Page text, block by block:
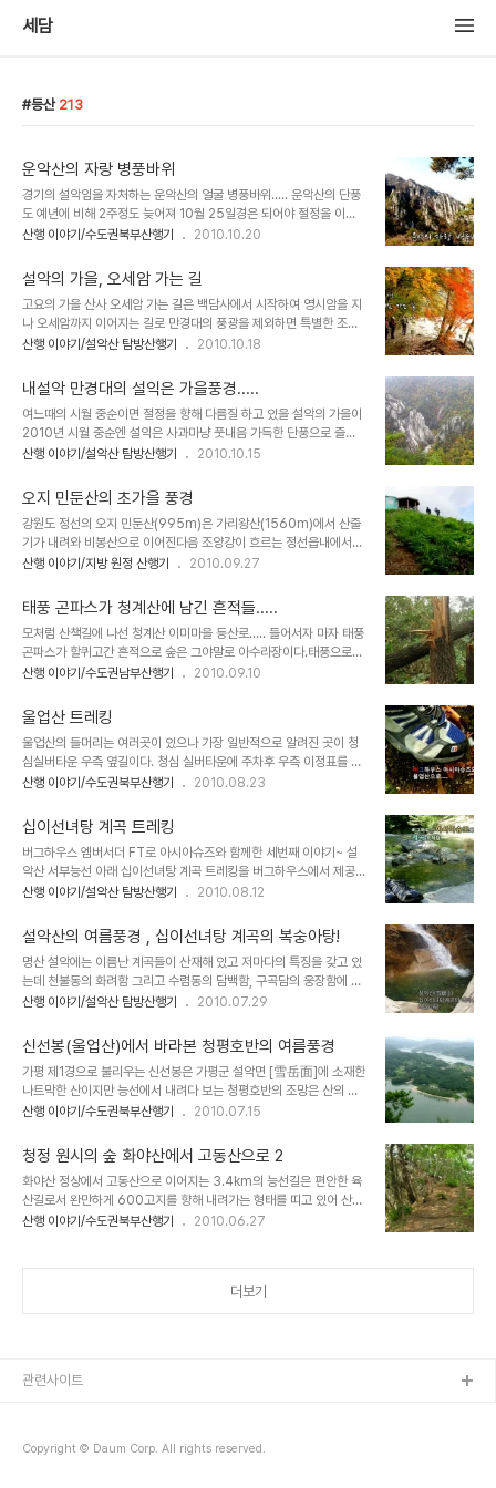
세담
등산 213
운악산의 자랑 병풍바위
경기의 설악임을 자처하는 운악산의 얼굴 병풍바위..... 운악산의 단풍
도 예년에 비해 2주정도 늦어져 10월 25일경은 되어야 절정을 이룰
것 같다. 아쉬움이 깃든 단풍이지만 운악의 얼굴다운 병풍바위의 자태
산행 이야기/수도권북부산행기 2010.10.20
설악의 가을, 오세암 가는 길
고요의 가을 산사 오세암 가는 길은 백담사에서 시작하여 영시암을 지
나 오세암까지 이어지는 길로 만경대의 풍광을 제외하면 특별한 조망
은 없는 길이지만 깊고 고요한 숲가운데로 거니는 길은 커다랗고 깊은
정신으로 단풍 길을 걷고 싶다면 오세암으로..... 차량을 이용할경우 용
대리에 주차후 오세암까지 진행하였다가 원점회귀하면 5시간 정도 소
요되며 대중교통 이용시엔 오세암에서 마등령으로 진행하여 설악동으
로 하산 할수 있다. 마등령으로 이어지는 코스는 오세암 고요의 길과
마등령 비선대로 이어지는 화려한 설악풍광을 동시에 경험할수 있겠
영시암까지 이어지는 길 제법 물오른 단풍들.....
산행 이야기/설악산 탐방산행기 2010.10.18
내설악 만경대의 설익은 가을풍경.....
여느때의 시월 중순이면 절정을 향해 다름질 하고 있을 설악의 가을이
2010년 시월 중순엔 설익은 사과마냥 풋내음 가득한 단풍으로 즐비
하다. 올해엔 단풍이 늦게 든다더니..... 만경대에서 내려다본 내설악의
점으로 설악의 단풍도 절정을 향한 붉은 몸짓을 하게 될것 같다. 만경
대 오름길이 단풍길..... 오세암 뒷능선의 암봉들..... 천혜의 계곡 가야
동의 관문 천왕문이 발아래 아득하게 내려다 보인다. 비구름으로 닫힌
공룡의 줄기들..... 뒷편으로 오세암이 가을속에 자리하고 있다. 고요한
가을 산사 오세암! 마등령으로 향하는 길도 비구름이 점령~~~~~ 아
명해 진다...
산행 이야기/설악산 탐방산행기 2010.10.15
오지 민둔산의 초가을 풍경
강원도 정선의 오지 민둔산(995m)은 가리왕산(1560m)에서 산줄
기가 내려와 비봉산으로 이어진다음 조양강이 흐르는 정선읍내에서
지맥이 끝을 맺는다. 오지 중의 오지이다보니 고려시대와 조선시대를
해 숨어들었고 산 비탈마다 화전을 일구며 살아온 흔적이 여러곳에 남
아있으며 산꼭대기에도 한서린 무덤들이 여러곳에 산재해 있다. 가리
왕산으로 이어지는 성마령에는 고려시대의 마지막 수상격인 문하시중
의 무덤이 해발 800미터 높이에 숨어 있으며( 사람들 눈에 띄지 않도
록 커다란 구덩이속에 봉분을 만들어 놓음) 민둔산 정상근처 해발
안고 있다. 강원도 오지에서도 사람이 살기엔 너무나도 척박한..
산행 이야기/지방 원정 산행기 2010.09.27
태풍 곤파스가 청계산에 남긴 흔적들.....
모처럼 산책길에 나선 청계산 이미마을 등산로..... 들어서자 마자 태풍
곤파스가 할퀴고간 흔적으로 숲은 그야말로 아수라장이다.태풍으로
인해 사람사는 세상만 피해를 입는 것이 아니라 이렇듯 산속의 나무들
에 길이란 길은 모두 막아 놓고 있었다. 곤파스의 위력은 정말 대단....
시민들의 안전한 휴식처로 다시 복구되려면 상당한 시일이 소요 될듯
한데 아직 행정당국에서는 미처 손을 못쓰고 있는 듯~~~ 나무들이 이
곳저곳에 쓰러져 들머리 조차 찾기 함들다. 난감한 산길.... ㅎ 커다란
나무들이 정글처럼 쓰러져 산길을 가로막고 있다. 때로는 하단 통과 때
안타깝다. 번개를 맞..
산행 이야기/수도권남부산행기 2010.09.10
울업산 트레킹
울업산의 들머리는 여러곳이 있으나 가장 일반적으로 알려진 곳이 청
심실버타운 우측 옆길이다. 청심 실버타운에 주차후 우측 이정표를 따
라 내려 가면 등로가 시작 된다 신선봉 정상까지는 2.3km - 짧고 낮
다. 들머리 어프로치 구간 우측으로 모 종교단체의 거대한 건물들이 장
락산 줄기 아래에 거대한 성처럼 서 있다. 평소에는 사람이 드문 곳이
라 풀 한포기 나무 한그도 원시의 숲을 연상케 힐 정도로 무성하다.
500여미터 잡풀이 무성한 숲 길을 헤치고 들어서면 왼쪽으로 가파른
등로가 시작된다. 오름 길에 뒤돌아본 장락산 줄기..... 장락산 능선이
원한 충경 줌으로 당겨 본다. 산..
산행 이야기/수도권북부산행기 2010.08.23
십이선녀탕 계곡 트레킹
버그하우스 엠버서더 FT로 아시아슈즈와 함께한 세번째 이야기~ 설
악산 서부능선 아래 십이선녀탕 계곡 트레킹을 버그하우스에서 제공
한 트레킹 전문화 아시아슈즈와 함께 하며 기록을 남겨 보았다.일반적
대로 하산하는 7-8시간 코스이며 가벼운 트레킹코스는 복숭아탕에서
원점회귀하는 왕복 8KM정도의 트레일로 멋진 풍경과 폭포들....그리
고 시원한 계곡길을 걸으며 설악산의 아름다움을 경험해 볼 수 있는 재
미있는 트레일이다. 물에 흠뻑 젖은 아시아슈즈~~ 십이선녀탕 계곡
트레일 입구~ 계곡 초입을 지나자 시원한 나무그늘을 따라 계곡 물소
이로 스며드는 빛은 보석처럼 빛나고..... 몇 해전..
산행 이야기/설악산 탐방산행기 2010.08.12
설악산의 여름풍경 , 십이선녀탕 계곡의 복숭아탕!
명산 설악에는 이름난 계곡들이 산재해 있고 저마다의 특징을 갖고 있
는데 천불동의 화려함 그리고 수렴동의 담백함, 구곡담의 웅장함에 비
해 십이선녀탕 계곡은 선녀들이 놀던 곳이라 그런지 수줍은 듯 하면서
는 트레일은 시원한 숲길을 따라 계곡 물소리를 들으며 가벼운 마음으
로 걷기에 좋은 곳이며 곳곳에 멋스러운 물줄기들이 폭포수를 형성하
고 있어 여름 트레킹의 맛과 수려한 풍경을 동시에 즐길수 있는 설악의
보고이다.
산행 이야기/설악산 탐방산행기 2010.07.29
신선봉(울업산)에서 바라본 청평호반의 여름풍경
가평 제1경으로 불리우는 신선봉은 가평군 설악면 [雪岳面]에 소재한
나트막한 산이지만 능선에서 내려다 보는 청평호반의 조망은 산의 높
이가 (해발381m) 믿기지 않을 정도로 시원하고 탁트인 풍경을 자랑
는데 산 아래에는 신선촌(선촌리)이라는 자연부락이 형성되어 있어 전
설을 뒷바침한다.산이 낮고 눈에 쉽게 띄지 않아 찾는이가 적은 신선봉
은 그야말로 "작은 거인"이다. 지금도 산길은 낙엽이 쌓여 푹신하고 청
심실버타운에서 오르는 2.4km의 등산로 우측으로 까마득한 절벽을
형성하여 걷는 내내 푸른 청평호반과 어우러진 시원한 풍경을 바라볼
산행 이야기/수도권북부산행기 2010.07.15
청정 원시의 숲 화야산에서 고동산으로 2
화야산 정상에서 고동산으로 이어지는 3.4km의 능선길은 편안한 육
산길로서 완만하게 600고지를 향해 내려가는 형태를 띠고 있어 산책
하는 기분으로 가볍게 걸어가면 된다. 마음을 비우고 유유자적 느린 걸
락지를 지나며..... 완만한 오름을 이어가다 보면 고동산 정상이 가까워
품인 산이다. 이곳도 ..
산행 이야기/수도권북부산행기 2010.06.27
더보기
Copyright © Daum Corp. All rights reserved.
관련사이트